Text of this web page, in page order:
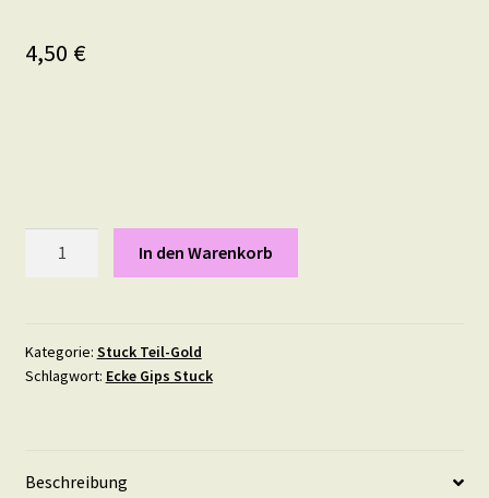
4,50 €
X
10
Gold
In den Warenkorb
Kategorie: Stuck Teil-Gold
Schlagwort: Ecke Gips Stuck
Beschreibung